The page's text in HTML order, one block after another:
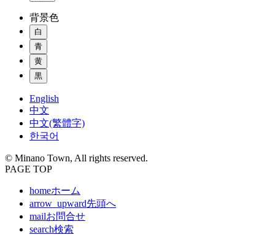
背景色
白
青
黄
黒
English
中文
中文(繁體字)
한국어
© Minano Town, All rights reserved.
PAGE TOP
homeホーム
arrow_upward先頭へ
mailお問合せ
search検索